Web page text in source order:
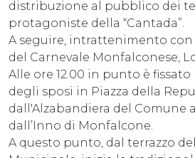
distribuzione al pubblico dei
protagoniste della “Cantada”.
A seguire, intrattenimento con
del Carnevale Monfalconese,
Alle ore 12.00 in punto è
degli sposi in Piazza della
dall'Alzabandiera del Comune
dall’Inno di Monfalcone.
A questo punto, dal terrazzo